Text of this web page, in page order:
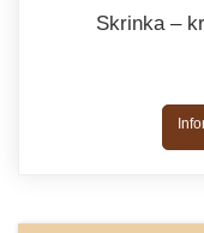
Skrinka –